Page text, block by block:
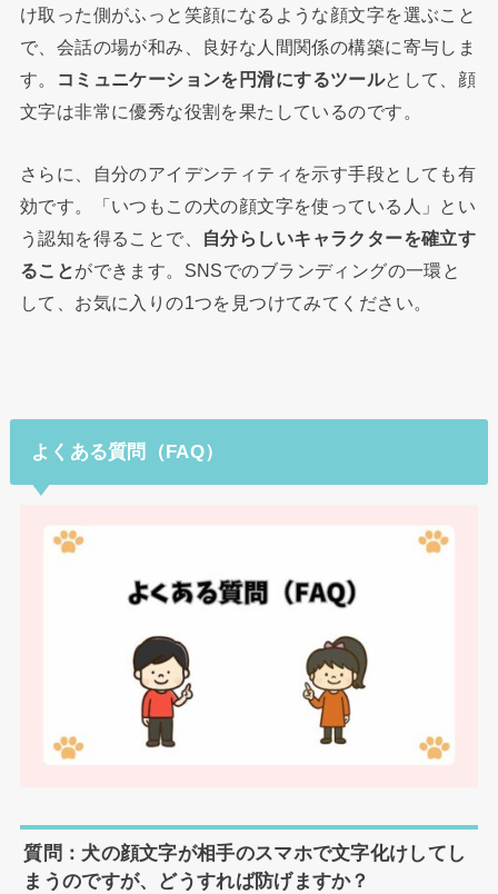
け取った側がふっと笑顔になるような顔文字を選ぶこと
で、会話の場が和み、良好な人間関係の構築に寄与しま
す。
コミュニケーションを円滑にするツールとして、顔
文字は非常に優秀な役割を果たしているのです。
さらに、自分のアイデンティティを示す手段としても有
効です。「いつもこの犬の顔文字を使っている人」とい
う認知を得ることで、
自分らしいキャラクターを確立す
ることができます。SNSでのブランディングの一環と
して、お気に入りの1つを見つけてみてください。
よくある質問（FAQ）
質問：犬の顔文字が相手のスマホで文字化けしてし
まうのですが、どうすれば防げますか？